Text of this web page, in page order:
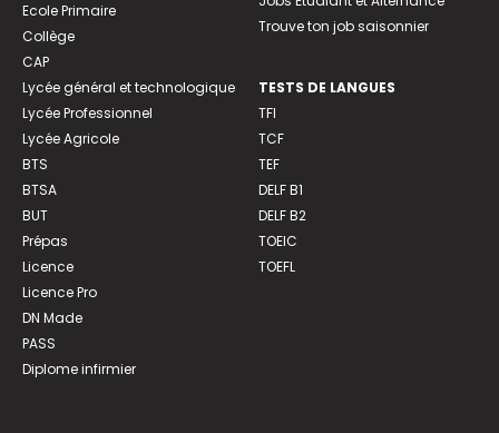
Ecole Primaire
Collège
CAP
Lycée général et technologique
Lycée Professionnel
Lycée Agricole
BTS
BTSA
BUT
Prépas
Licence
Licence Pro
DN Made
PASS
Diplome infirmier
Trouve ton job saisonnier
TESTS DE LANGUES
TFI
TCF
TEF
DELF B1
DELF B2
TOEIC
TOEFL